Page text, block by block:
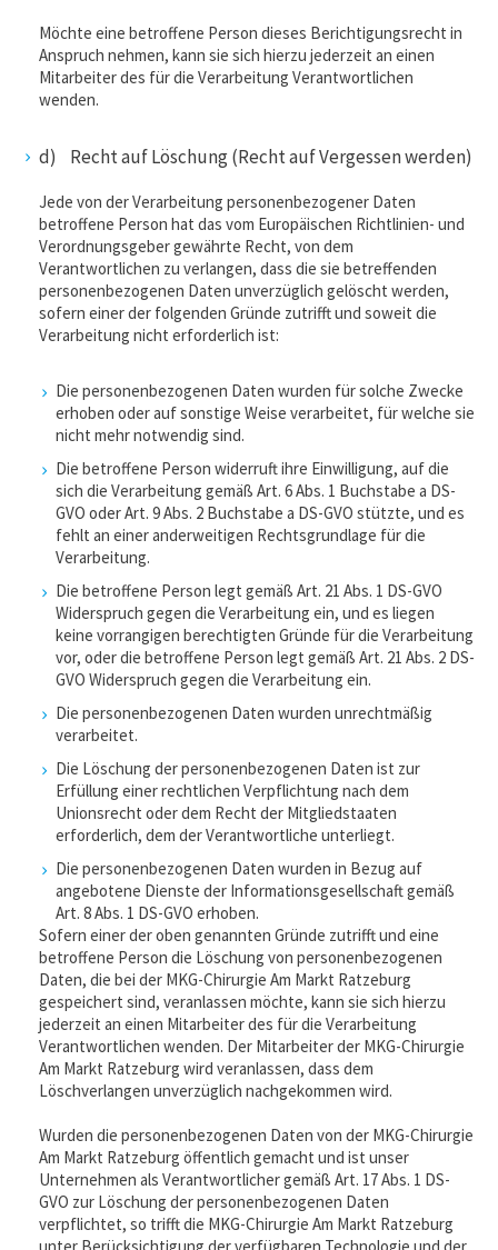
Möchte eine betroffene Person dieses Berichtigungsrecht in
Anspruch nehmen, kann sie sich hierzu jederzeit an einen
Mitarbeiter des für die Verarbeitung Verantwortlichen
wenden.
d) Recht auf Löschung (Recht auf Vergessen werden)
Jede von der Verarbeitung personenbezogener Daten
betroffene Person hat das vom Europäischen Richtlinien- und
Verordnungsgeber gewährte Recht, von dem
Verantwortlichen zu verlangen, dass die sie betreffenden
personenbezogenen Daten unverzüglich gelöscht werden,
sofern einer der folgenden Gründe zutrifft und soweit die
Verarbeitung nicht erforderlich ist:
Die personenbezogenen Daten wurden für solche Zwecke
erhoben oder auf sonstige Weise verarbeitet, für welche sie
nicht mehr notwendig sind.
Die betroffene Person widerruft ihre Einwilligung, auf die
sich die Verarbeitung gemäß Art. 6 Abs. 1 Buchstabe a DS-
GVO oder Art. 9 Abs. 2 Buchstabe a DS-GVO stützte, und es
fehlt an einer anderweitigen Rechtsgrundlage für die
Verarbeitung.
Die betroffene Person legt gemäß Art. 21 Abs. 1 DS-GVO
Widerspruch gegen die Verarbeitung ein, und es liegen
keine vorrangigen berechtigten Gründe für die Verarbeitung
vor, oder die betroffene Person legt gemäß Art. 21 Abs. 2 DS-
GVO Widerspruch gegen die Verarbeitung ein.
Die personenbezogenen Daten wurden unrechtmäßig
verarbeitet.
Die Löschung der personenbezogenen Daten ist zur
Erfüllung einer rechtlichen Verpflichtung nach dem
Unionsrecht oder dem Recht der Mitgliedstaaten
erforderlich, dem der Verantwortliche unterliegt.
Die personenbezogenen Daten wurden in Bezug auf
angebotene Dienste der Informationsgesellschaft gemäß
Art. 8 Abs. 1 DS-GVO erhoben.
Sofern einer der oben genannten Gründe zutrifft und eine
betroffene Person die Löschung von personenbezogenen
Daten, die bei der MKG-Chirurgie Am Markt Ratzeburg
gespeichert sind, veranlassen möchte, kann sie sich hierzu
jederzeit an einen Mitarbeiter des für die Verarbeitung
Verantwortlichen wenden. Der Mitarbeiter der MKG-Chirurgie
Am Markt Ratzeburg wird veranlassen, dass dem
Löschverlangen unverzüglich nachgekommen wird.
Wurden die personenbezogenen Daten von der MKG-Chirurgie
Am Markt Ratzeburg öffentlich gemacht und ist unser
Unternehmen als Verantwortlicher gemäß Art. 17 Abs. 1 DS-
GVO zur Löschung der personenbezogenen Daten
verpflichtet, so trifft die MKG-Chirurgie Am Markt Ratzeburg
unter Berücksichtigung der verfügbaren Technologie und der